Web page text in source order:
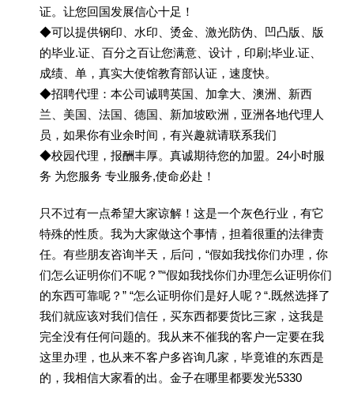
证。让您回国发展信心十足！
◆可以提供钢印、水印、烫金、激光防伪、凹凸版、版
的毕业.证、百分之百让您满意、设计，印刷;毕业.证、
成绩、单，真实大使馆教育部认证，速度快。
◆招聘代理：本公司诚聘英国、加拿大、澳洲、新西
兰、美国、法国、德国、新加坡欧洲，亚洲各地代理人
员，如果你有业余时间，有兴趣就请联系我们
◆校园代理，报酬丰厚。真诚期待您的加盟。24小时服
务 为您服务 专业服务,使命必赴！
只不过有一点希望大家谅解！这是一个灰色行业，有它
特殊的性质。我为大家做这个事情，担着很重的法律责
任。有些朋友咨询半天，后问，“假如我找你们办理，你
们怎么证明你们不呢？”“假如我找你们办理怎么证明你们
的东西可靠呢？” “怎么证明你们是好人呢？“.既然选择了
我们就应该对我们信任，买东西都要货比三家，这我是
完全没有任何问题的。我从来不催我的客户一定要在我
这里办理，也从来不客户多咨询几家，毕竟谁的东西是
的，我相信大家看的出。金子在哪里都要发光5330